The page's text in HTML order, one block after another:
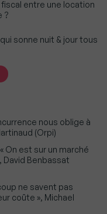
entre une location
?
sonne nuit & jour tous
nous oblige à
(Orpi)
On est sur un marché
David Benbassat
ne savent pas
coûte », Michael